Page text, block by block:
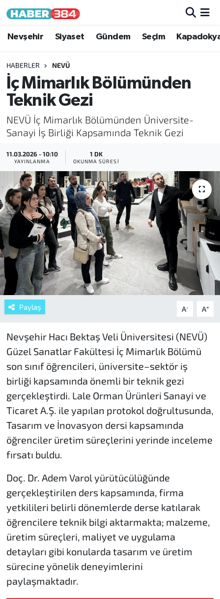
Nevşehir Siyaset Gündem Seçim
HABERLER NEVÜ
İç Mimarlık Bölümünden
Teknik Gezi
NEVÜ İç Mimarlık Bölümünden Üniversite-
Sanayi İş Birliği Kapsamında Teknik Gezi
11.03.2026 - 10:10
YAYINLANMA
1 DK
OKUNMA SÜRESI
Paylaş A- A+
Nevşehir Hacı Bektaş Veli Üniversitesi (NEVÜ)
Güzel Sanatlar Fakültesi İç Mimarlık Bölümü
son sınıf öğrencileri, üniversite–sektör iş
birliği kapsamında önemli bir teknik gezi
gerçekleştirdi. Lale Orman Ürünleri Sanayi ve
Ticaret A.Ş. ile yapılan protokol doğrultusunda,
Tasarım ve İnovasyon dersi kapsamında
öğrenciler üretim süreçlerini yerinde inceleme
fırsatı buldu.
Doç. Dr. Adem Varol yürütücülüğünde
gerçekleştirilen ders kapsamında, firma
yetkilileri belirli dönemlerde derse katılarak
öğrencilere teknik bilgi aktarmakta; malzeme,
üretim süreçleri, maliyet ve uygulama
detayları gibi konularda tasarım ve üretim
sürecine yönelik deneyimlerini
paylaşmaktadır.
Nöbetçi Eczaneler
Hava Durumu
Trafik Durumu
Süper Lig Puan Durumu ve Fikstür
Tüm Manşetler
Son Dakika Haberleri
Haber Arşivi